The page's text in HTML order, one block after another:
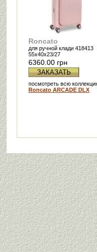
Roncato
для ручной клади 418413
55х40х23/27
6360.00 грн
ЗАКАЗАТЬ
посмотреть всю
Roncato ARCADE DLX